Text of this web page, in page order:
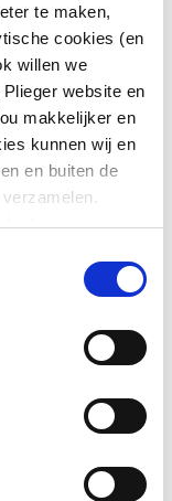
te maken,
cookies (en
willen we
website en
makkelijker en
kunnen wij en
en buiten de
app,
(RVS)